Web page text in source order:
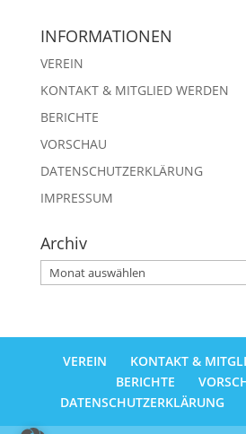
INFORMATIONEN
VEREIN
KONTAKT & MITGLIED WERDEN
BERICHTE
VORSCHAU
DATENSCHUTZERKLÄRUNG
IMPRESSUM
Archiv
Archiv
VEREIN
KONTAKT &
BERICHTE
DATENSCHUTZERKLÄRUNG